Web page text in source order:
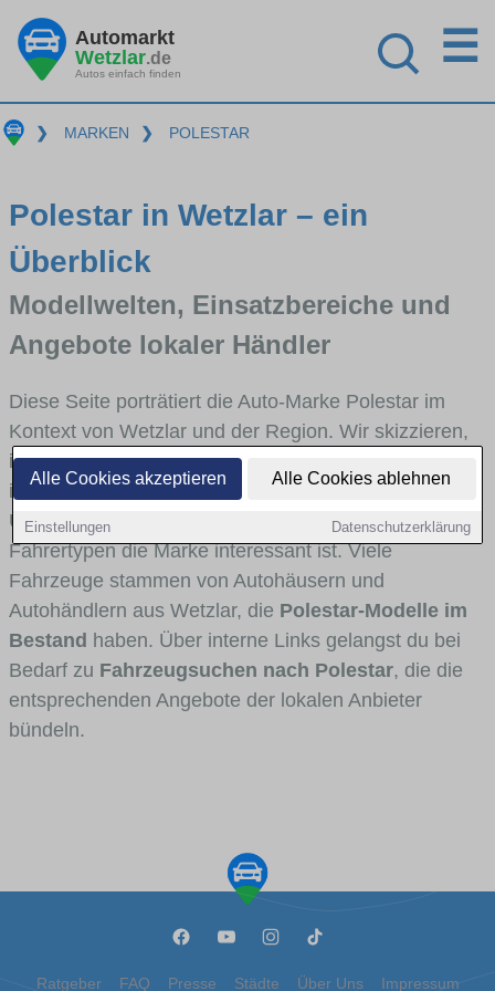
Alle Cookies akzeptieren Alle Cookies ablehnen
Einstellungen Datenschutzerklärung
Automarkt
Wetzlar.de
Autos einfach finden
☰
❯ MARKEN ❯ POLESTAR
Polestar in Wetzlar – ein
Überblick
Modellwelten, Einsatzbereiche und
Angebote lokaler Händler
Diese Seite porträtiert die Auto-Marke Polestar im
Kontext von Wetzlar und der Region. Wir skizzieren,
in welchen Fahrzeugklassen Polestar stark vertreten
ist, welche Modellreihen häufig im Stadt- und
Umlandverkehr zu sehen sind und für welche
Fahrertypen die Marke interessant ist. Viele
Fahrzeuge stammen von Autohäusern und
Autohändlern aus Wetzlar, die Polestar-Modelle im
Bestand haben. Über interne Links gelangst du bei
Bedarf zu Fahrzeugsuchen nach Polestar, die die
entsprechenden Angebote der lokalen Anbieter
bündeln.
Ratgeber FAQ Presse Städte Über Uns Impressum